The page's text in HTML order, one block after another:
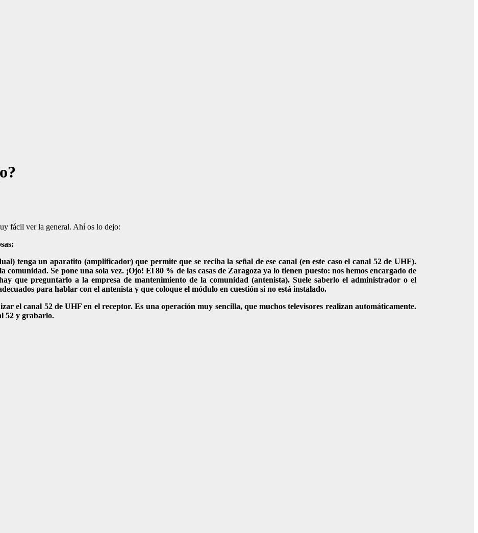
fácil ver la general. Ahí os lo dejo:
tenga un aparatito (amplificador) que permite que se reciba la señal de ese canal (en este caso el canal 52 de UHF).
Se pone una sola vez. ¡Ojo! El 80 % de las casas de Zaragoza ya lo tienen puesto: nos hemos encargado de
que preguntarlo a la empresa de mantenimiento de la comunidad (antenista). Suele saberlo el administrador o el
para hablar con el antenista y que coloque el módulo en cuestión si no está instalado.
el canal 52 de UHF en el receptor. Es una operación muy sencilla, que muchos televisores realizan automáticamente.
52 y grabarlo.